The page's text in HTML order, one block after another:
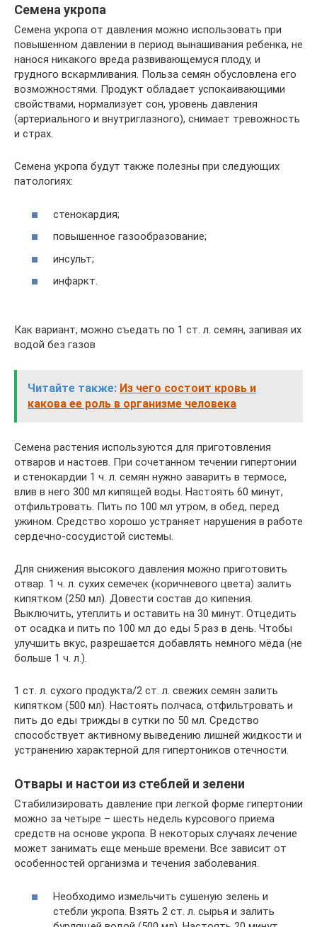
Семена укропа
Семена укропа от давления можно использовать при
повышенном давлении в период вынашивания ребенка, не
нанося никакого вреда развивающемуся плоду, и
грудного вскармливания. Польза семян обусловлена его
возможностями. Продукт обладает успокаивающими
свойствами, нормализует сон, уровень давления
(артериального и внутриглазного), снимает тревожность
и страх.
Семена укропа будут также полезны при следующих
патологиях:
стенокардия;
повышенное газообразование;
инсульт;
инфаркт.
Как вариант, можно съедать по 1 ст. л. семян, запивая их
водой без газов
Читайте также: Из чего состоит кровь и
какова ее роль в организме человека
Семена растения используются для приготовления
отваров и настоев. При сочетанном течении гипертонии
и стенокардии 1 ч. л. семян нужно заварить в термосе,
влив в него 300 мл кипящей воды. Настоять 60 минут,
отфильтровать. Пить по 100 мл утром, в обед, перед
ужином. Средство хорошо устраняет нарушения в работе
сердечно-сосудистой системы.
Для снижения высокого давления можно приготовить
отвар. 1 ч. л. сухих семечек (коричневого цвета) залить
кипятком (250 мл). Довести состав до кипения.
Выключить, утеплить и оставить на 30 минут. Отцедить
от осадка и пить по 100 мл до еды 5 раз в день. Чтобы
улучшить вкус, разрешается добавлять немного мёда (не
больше 1 ч. л.).
1 ст. л. сухого продукта/2 ст. л. свежих семян залить
кипятком (500 мл). Настоять полчаса, отфильтровать и
пить до еды трижды в сутки по 50 мл. Средство
способствует активному выведению лишней жидкости и
устранению характерной для гипертоников отечности.
Отвары и настои из стеблей и зелени
Стабилизировать давление при легкой форме гипертонии
можно за четыре – шесть недель курсового приема
средств на основе укропа. В некоторых случаях лечение
может занимать еще меньше времени. Все зависит от
особенностей организма и течения заболевания.
Необходимо измельчить сушеную зелень и
стебли укропа. Взять 2 ст. л. сырья и залить